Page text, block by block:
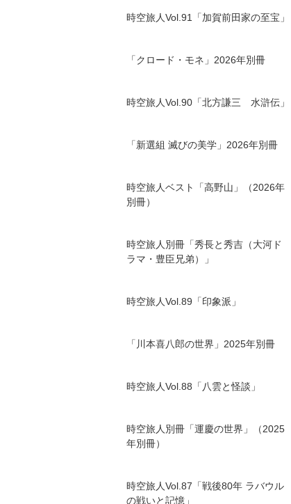
時空旅人Vol.91「加賀前田家の至宝」
「クロード・モネ」2026年別冊
時空旅人Vol.90「北方謙三 水滸伝」
「新選組 滅びの美学」2026年別冊
時空旅人ベスト「高野山」（2026年
別冊）
時空旅人別冊「秀長と秀吉（大河ド
ラマ・豊臣兄弟）」
時空旅人Vol.89「印象派」
「川本喜八郎の世界」2025年別冊
時空旅人Vol.88「八雲と怪談」
時空旅人別冊「運慶の世界」（2025
年別冊）
時空旅人Vol.87「戦後80年 ラバウル
の戦いと記憶」